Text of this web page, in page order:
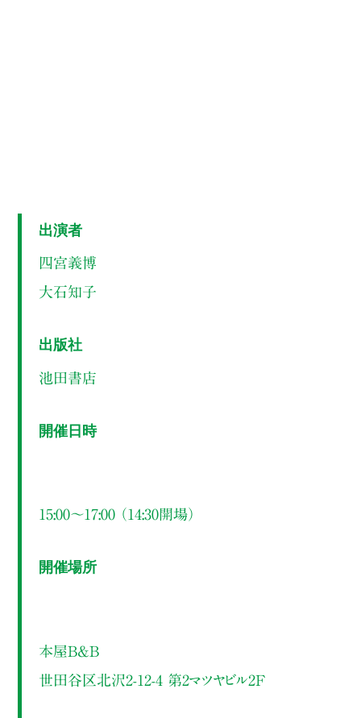
出演者
四宮義博
大石知子
出版社
池田書店
開催日時
15:00～17:00 （14:30開場）
開催場所
本屋B&B
世田谷区北沢2-12-4 第2マツヤビル2F